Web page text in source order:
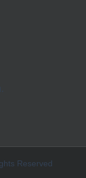
Reserved